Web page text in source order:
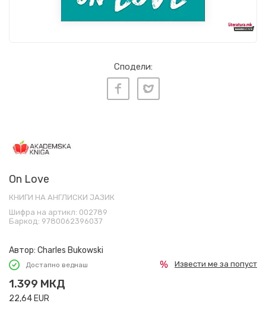
Сподели:
On Love
КНИГИ НА АНГЛИСКИ ЈАЗИК
Шифра на артикл: 002789
Баркод: 9780062396037
Автор: Charles Bukowski
Достапно веднаш
1.399 МКД
22,64EUR
Извести ме за попуст